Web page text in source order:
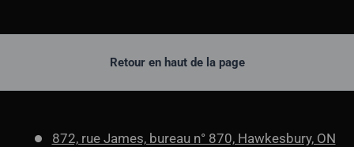
Retour en haut de la page
872, rue James, bureau n° 870, Hawkesbury, ON